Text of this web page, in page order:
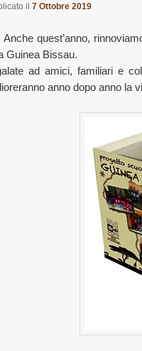
il 7 Ottobre 2019
Anche quest’anno,
Guinea Bissau.
ad amici, familiari e
anno dopo anno la